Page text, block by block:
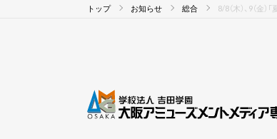
トップ お知らせ 総合 8/8（木）、9（金